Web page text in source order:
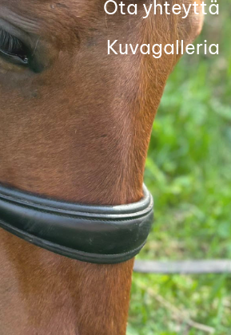
Ota yhteyttä
Kuvagalleria